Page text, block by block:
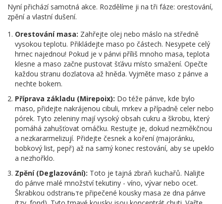
Nyní přichází samotná akce. Rozdělíme ji na tři fáze: orestování,
zpění a vlastní dušení.
Orestování masa: Zahřejte olej nebo máslo na středně
vysokou teplotu. Přikládejte maso po částech. Nesypete celý
hrnec najednou! Pokud je v pánvi příliš mnoho masa, teplota
klesne a maso začne pustovat šťávu místo smažení. Opečte
každou stranu dozlatova až hněda. Vyjměte maso z pánve a
nechte bokem.
Příprava základu (Mirepoix): Do téže pánve, kde bylo
maso, přidejte nakrájenou cibuli, mrkev a případně celer nebo
pórek. Tyto zeleniny mají vysoký obsah cukru a škrobu, který
pomáhá zahušťovat omáčku. Restujte je, dokud nezměkčnou
a nezkararmelizují. Přidejte česnek a koření (majoránku,
bobkový list, pepř) až na samý konec restování, aby se upeklo
a nezhořklo.
Zpění (Deglazování): Toto je tajná zbraň kuchařů. Nalijte
do pánve malé množství tekutiny - víno, vývar nebo ocet.
Škrabkou odstranьте připečené kousky masa ze dna pánve